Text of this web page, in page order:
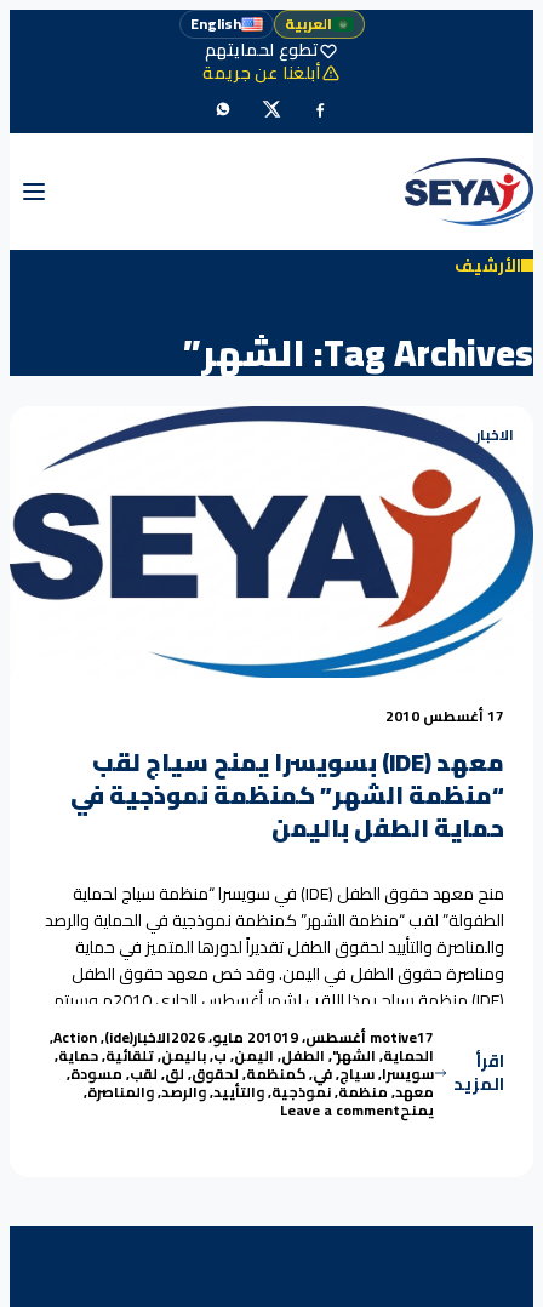
العربية English
تطوع لحمايتهم
أبلغنا عن جريمة
الأرشيف
Tag Archives: الشهر”
الاخبار
17 أغسطس 2010
معهد (IDE) بسويسرا يمنح سياج لقب
“منظمة الشهر” كمنظمة نموذجية في
حماية الطفل باليمن
منح معهد حقوق الطفل (IDE) في سويسرا “منظمة سياج لحماية
الطفولة” لقب “منظمة الشهر” كمنظمة نموذجية في الحماية والرصد
والمناصرة والتأييد لحقوق الطفل تقديراً لدورها المتميز في حماية
ومناصرة حقوق الطفل في اليمن. وقد خص معهد حقوق الطفل
(IDE) منظمة سياج بهذا اللقب لشهر أغسطس الجاري 2010م وسيتم
عرض تعريف عن منظمة سياج ودورها في Continue reading
“معهد (IDE) بسويسرا يمنح سياج لقب “منظمة الشهر” كمنظمة نموذجية في حماية الطفل باليمن”
اقرأ
المزيد
Posted by
motive17 أغسطس، 2010 19 مايو، 2026 Posted in
الاخبارTags:(ide)
,
Action
,
الحماية,الشهر",الطفل,اليمن,ب,باليمن,تلقائية,حماية,
سويسرا,سياج,في,كمنظمة,لحقوق,لق,لقب,مسودة,
معهد,منظمة,نموذجية,والتأييد,والرصد,والمناصرة,
يمنحLeave a comment